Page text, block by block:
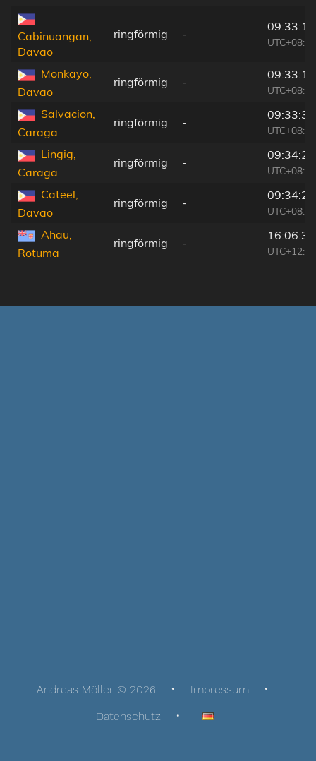
Cabinuangan,
Davao
ringförmig -
09:33:14
UTC+08:00
Monkayo,
Davao
ringförmig -
09:33:17
UTC+08:00
Salvacion,
Caraga
ringförmig -
09:33:30
UTC+08:00
Lingig,
Caraga
ringförmig -
09:34:20
UTC+08:00
Cateel,
Davao
ringförmig -
09:34:27
UTC+08:00
Ahau,
Rotuma
ringförmig -
16:06:34
UTC+12:00
Andreas Möller © 2026
Impressum
Datenschutz